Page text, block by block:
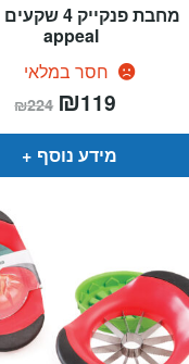
appeal
חסר במלאי
₪224 המחיר
המקורי
היה:
₪224.
₪119
הוא:
מידע נוסף